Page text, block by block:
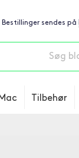
Bestillinger sendes på
Mac Tilbehør